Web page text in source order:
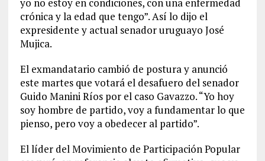
crónica y la edad que tengo”. Así lo dijo el
expresidente y actual senador uruguayo José
Mujica.
El exmandatario cambió de postura y anunció
este martes que votará el desafuero del senador
Guido Manini Ríos por el caso Gavazzo. “Yo hoy
soy hombre de partido, voy a fundamentar lo que
pienso, pero voy a obedecer al partido”.
El líder del Movimiento de Participación Popular